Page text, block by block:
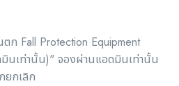
Fall Protection Equipment
นเท่านั้น)" จองผ่านแอดมินเท่านั้น
ยกเลิก